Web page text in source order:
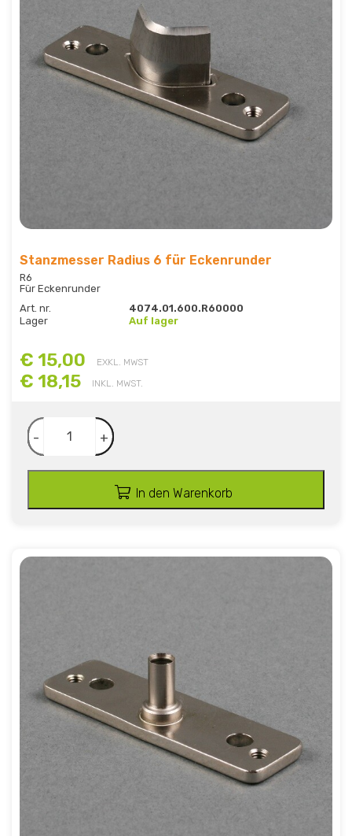
Stanzmesser Radius 6 für Eckenrunder
R6
Für Eckenrunder
Art. nr.
4074.01.600.R60000
Lager
Auf lager
€ 15,00 EXKL. MWST
€ 18,15 INKL. MWST.
- +
In den Warenkorb